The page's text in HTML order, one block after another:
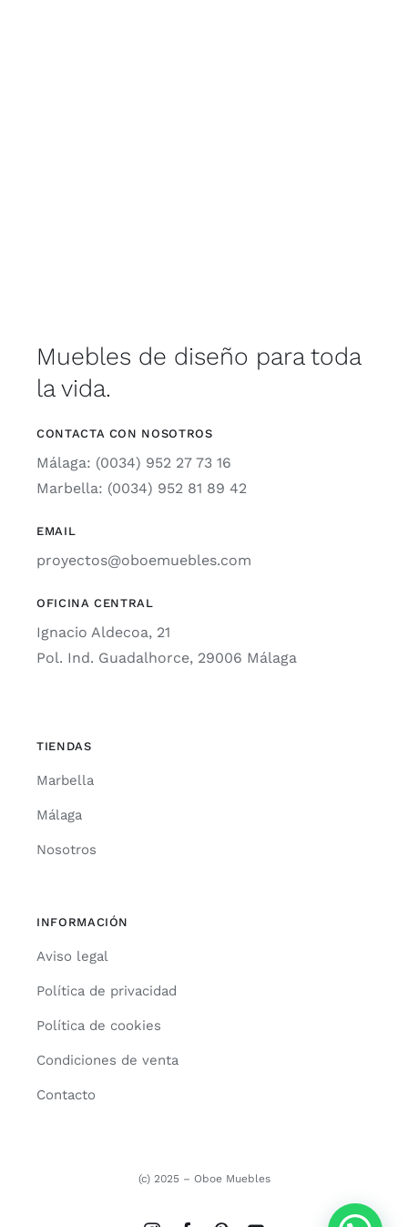
Muebles de diseño para toda
la vida.
CONTACTA CON NOSOTROS
Málaga: (0034) 952 27 73 16
Marbella: (0034) 952 81 89 42
EMAIL
proyectos@oboemuebles.com
OFICINA CENTRAL
Ignacio Aldecoa, 21
Pol. Ind. Guadalhorce, 29006 Málaga
TIENDAS
Marbella
Málaga
Nosotros
INFORMACIÓN
Aviso legal
Política de privacidad
Política de cookies
Condiciones de venta
Contacto
(c) 2025 – Oboe Muebles